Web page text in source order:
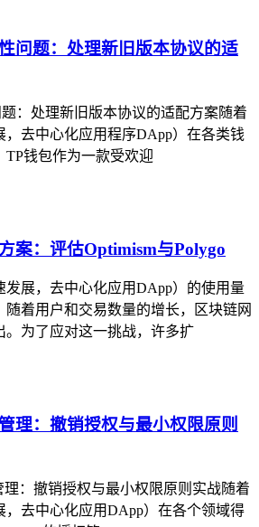
问题：处理新旧版本协议的适
：处理新旧版本协议的适配方案随着
，去中心化应用程序DApp）在各类钱
钱包作为一款受欢迎
案：评估Optimism与Polygo
发展，去中心化应用DApp）的使用量
着用户和交易数量的增长，区块链网
。为了应对这一挑战，许多扩
理：撤销授权与最小权限原则
理：撤销授权与最小权限原则实战随着
，去中心化应用DApp）在各个领域得